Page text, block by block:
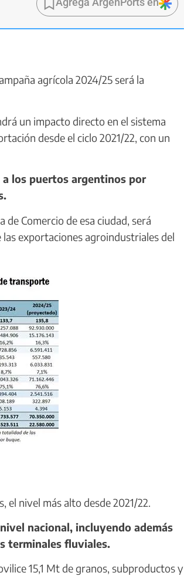
agrícola 2024/25 será la
un impacto directo en el sistema
desde el ciclo 2021/22, con un
a los puertos argentinos por
Comercio de esa ciudad, será
exportaciones agroindustriales del
nivel más alto desde 2021/22.
nacional, incluyendo además
terminales fluviales.
15,1 Mt de granos, subproductos y